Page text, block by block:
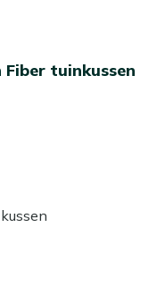
de stof aan te
je dat de kleur
Dan is het slim
Deze maakt je
ze langer schoon
tuinkussen